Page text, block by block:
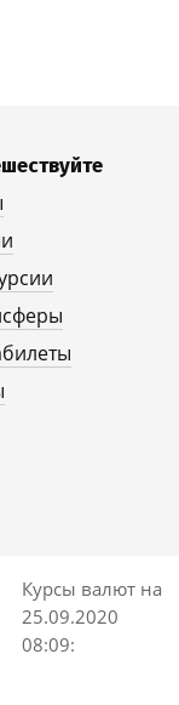
Курсы валют на
25.09.2020
08:09: